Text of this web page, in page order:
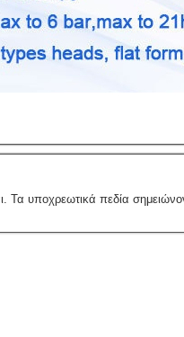
Τα υποχρεωτικά πεδία